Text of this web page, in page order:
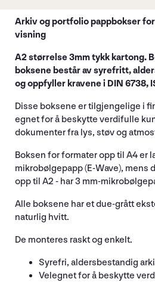
Arkiv og portfolio pappbokser
visning
A2 størrelse 3mm tykk kartong.
boksene består av syrefritt,
og oppfyller kravene i DIN 6738,
Disse boksene er tilgjengelige i
egnet for å beskytte verdifulle
dokumenter fra lys, støv og
Boksen for formater opp til A4 er
mikrobølgepapp (E-Wave), mens
opp til A2 - har 3 mm-
Alle boksene har et due-grått
naturlig hvitt.
De monteres raskt og enkelt.
Syrefri, aldersbestandig
Velegnet for å beskytte